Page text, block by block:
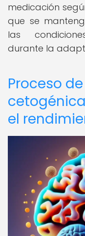
medicación
que se
las
durante la
Proceso
el